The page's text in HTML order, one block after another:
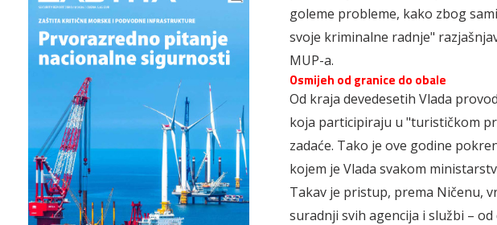
goleme probleme, kako zbog
svoje kriminalne radnje"
MUP-a.
Osmijeh od granice do obale
Od kraja devedesetih Vlada
koja participiraju u "turističkom
zadaće. Tako je ove godine
kojem je Vlada svakom
Takav je pristup, prema Ničenu,
suradnji svih agencija i službi –